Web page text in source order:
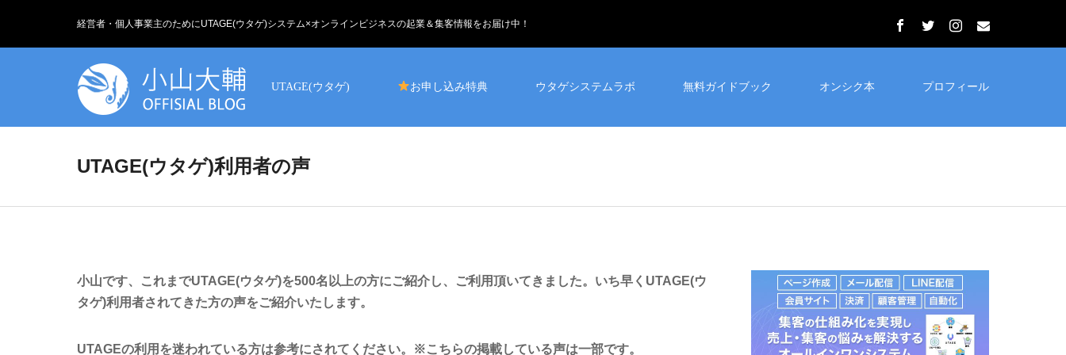
経営者・個人事業主のためにUTAGE(ウタゲ)システム×オンラインビジネスの起業＆集客情報をお届け中！
UTAGE(ウタゲ) お申し込み特典 ウタゲシステムラボ 無料ガイドブック オンシク本 プロフィール
UTAGE(ウタゲ)利用者の声
小山です、これまでUTAGE(ウタゲ)を500名以上の方にご紹介し、ご利用頂いてきました。いち早くUTAGE(ウ
タゲ)利用者されてきた方の声をご紹介いたします。
UTAGEの利用を迷われている方は参考にされてください。※こちらの掲載している声は一部です。